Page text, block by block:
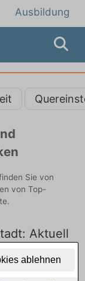
ablehnen
Ausbildung
Sie von
von Top-
Aktuell
Ausbildung